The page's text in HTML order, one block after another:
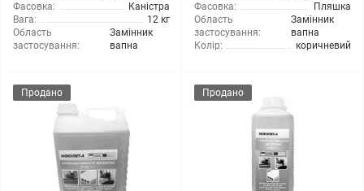
Фасовка:
Каністра
Вага:
12 кг
Область
застосування:
Замінник
вапна
Фасовка:
Пляшка
Область
застосування:
Замінник
вапна
Колір:
коричневий
Продано Продано